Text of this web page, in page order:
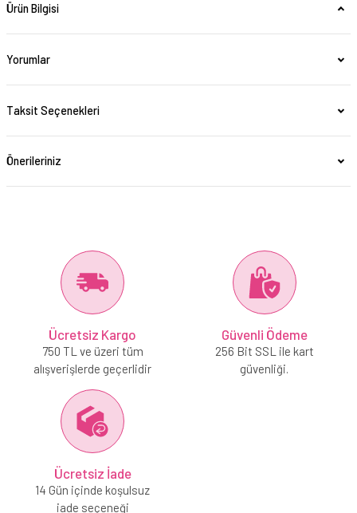
Ürün Bilgisi
Yorumlar
Taksit Seçenekleri
Önerileriniz
Ücretsiz Kargo
750 TL ve üzeri tüm
alışverişlerde geçerlidir
Güvenli Ödeme
256 Bit SSL ile kart
güvenliği.
Ücretsiz İade
14 Gün içinde koşulsuz
iade seçeneği